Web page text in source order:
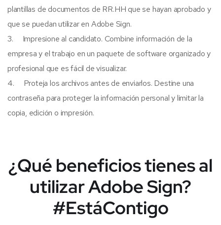
plantillas de documentos de RR.HH que se hayan aprobado y
que se puedan utilizar en Adobe Sign.
3. Impresione al candidato. Combine información de la
empresa y el trabajo en un paquete de software organizado y
profesional que es fácil de visualizar.
4. Proteja los archivos antes de enviarlos. Destine una
contraseña para proteger la información personal y limitar la
copia, edición o impresión.
¿Qué beneficios tienes al
utilizar Adobe Sign?
#EstáContigo